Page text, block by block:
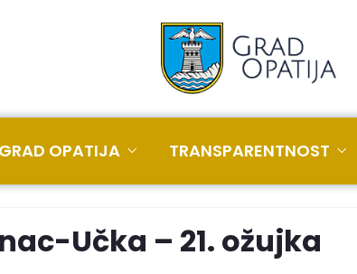
GRAD OPATIJA TRANSPARENTNOST
Učka – 21. ožujka